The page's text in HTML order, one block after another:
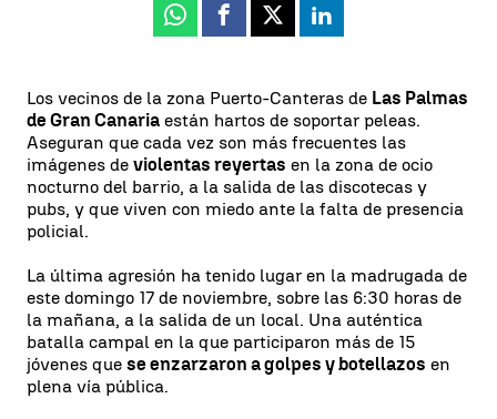
Whatsapp
Facebook
X Linkedin
Los vecinos de la zona Puerto-Canteras de Las Palmas
de Gran Canaria están hartos de soportar peleas.
Aseguran que cada vez son más frecuentes las
imágenes de violentas reyertas en la zona de ocio
nocturno del barrio, a la salida de las discotecas y
pubs, y que viven con miedo ante la falta de presencia
policial.
La última agresión ha tenido lugar en la madrugada de
este domingo 17 de noviembre, sobre las 6:30 horas de
la mañana, a la salida de un local. Una auténtica
batalla campal en la que participaron más de 15
jóvenes que se enzarzaron a golpes y botellazos en
plena vía pública.